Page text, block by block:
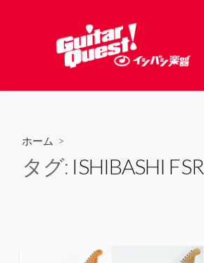
へ
ホーム >
タグ: ISHIBASHI FSR